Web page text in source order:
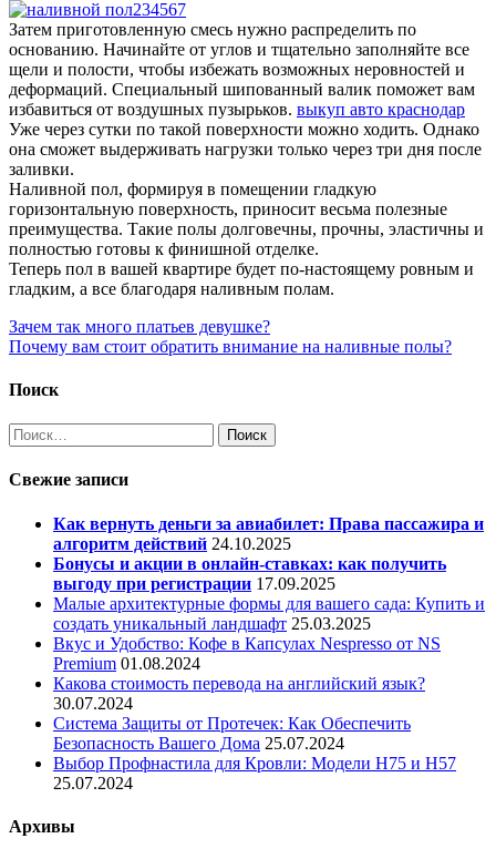
Затем приготовленную смесь нужно распределить по
основанию. Начинайте от углов и тщательно заполняйте все
щели и полости, чтобы избежать возможных неровностей и
деформаций. Специальный шипованный валик поможет вам
избавиться от воздушных пузырьков. выкуп авто краснодар
Уже через сутки по такой поверхности можно ходить. Однако
она сможет выдерживать нагрузки только через три дня после
заливки.
Наливной пол, формируя в помещении гладкую
горизонтальную поверхность, приносит весьма полезные
преимущества. Такие полы долговечны, прочны, эластичны и
полностью готовы к финишной отделке.
Теперь пол в вашей квартире будет по-настоящему ровным и
гладким, а все благодаря наливным полам.
Навигация
по
записям
Зачем так много платьев девушке?
Почему вам стоит обратить внимание на наливные полы?
Поиск
Найти:
Свежие записи
Как вернуть деньги за авиабилет: Права пассажира и
алгоритм действий 24.10.2025
Бонусы и акции в онлайн-ставках: как получить
выгоду при регистрации 17.09.2025
Малые архитектурные формы для вашего сада: Купить и
создать уникальный ландшафт 25.03.2025
Вкус и Удобство: Кофе в Капсулах Nespresso от NS
Premium 01.08.2024
Какова стоимость перевода на английский язык?
30.07.2024
Система Защиты от Протечек: Как Обеспечить
Безопасность Вашего Дома 25.07.2024
Выбор Профнастила для Кровли: Модели Н75 и Н57
25.07.2024
Архивы